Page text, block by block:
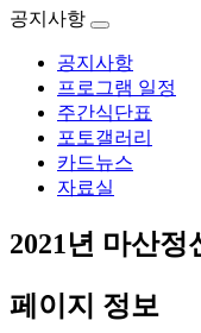
공지사항
공지사항
프로그램 일정
주간식단표
포토갤러리
카드뉴스
자료실
2021년 마산정
페이지 정보